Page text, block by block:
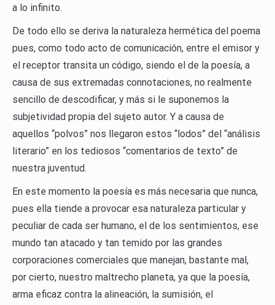
a lo infinito.
De todo ello se deriva la naturaleza hermética del poema
pues, como todo acto de comunicación, entre el emisor y
el receptor transita un código, siendo el de la poesía, a
causa de sus extremadas connotaciones, no realmente
sencillo de descodificar, y más si le suponemos la
subjetividad propia del sujeto autor. Y a causa de
aquellos “polvos” nos llegaron estos “lodos” del “análisis
literario” en los tediosos “comentarios de texto” de
nuestra juventud.
En este momento la poesía es más necesaria que nunca,
pues ella tiende a provocar esa naturaleza particular y
peculiar de cada ser humano, el de los sentimientos, ese
mundo tan atacado y tan temido por las grandes
corporaciones comerciales que manejan, bastante mal,
por cierto, nuestro maltrecho planeta, ya que la poesía,
arma eficaz contra la alineación, la sumisión, el